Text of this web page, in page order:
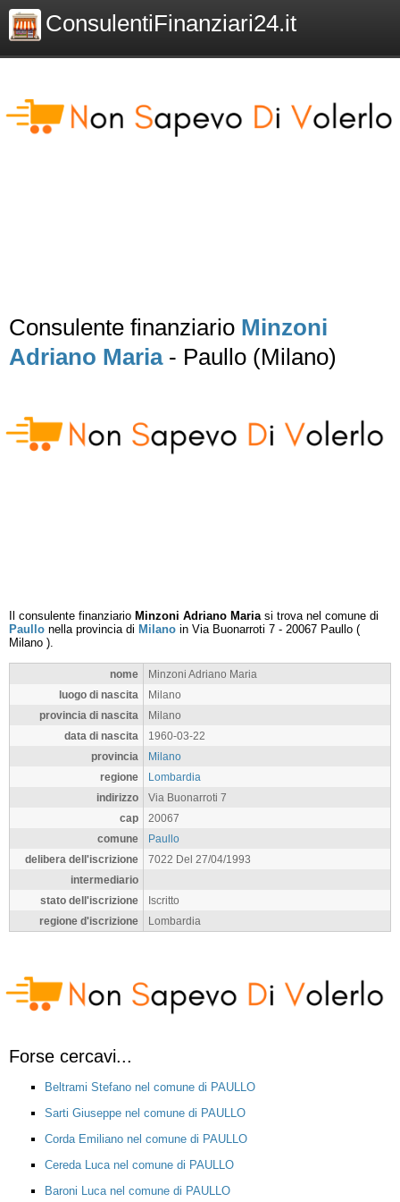
ConsulentiFinanziari24.it
Consulente finanziario Minzoni
Adriano Maria- Paullo (Milano)
Il consulente finanziario Minzoni Adriano Mariasi trova nel comune di
Paullo nella provincia di Milano in Via Buonarroti 7 - 20067 Paullo (
Milano ).
nome
Minzoni Adriano Maria
luogo di nascita
Milano
provincia di nascita
Milano
data di nascita
1960-03-22
provincia
Milano
regione
Lombardia
indirizzo
Via Buonarroti 7
cap
20067
comune
Paullo
delibera dell'iscrizione
7022 Del 27/04/1993
intermediario
stato dell'iscrizione
Iscritto
regione d'iscrizione
Lombardia
Forse cercavi...
Beltrami Stefano nel comune di PAULLO
Sarti Giuseppe nel comune di PAULLO
Corda Emiliano nel comune di PAULLO
Cereda Luca nel comune di PAULLO
Baroni Luca nel comune di PAULLO